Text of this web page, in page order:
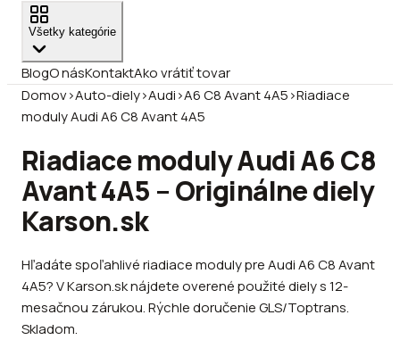
Všetky kategórie
BlogO násKontaktAko vrátiť tovar
Domov›Auto-diely›Audi›A6 C8 Avant 4A5›Riadiace
moduly Audi A6 C8 Avant 4A5
Riadiace moduly Audi A6 C8
Avant 4A5 – Originálne diely
Karson.sk
Hľadáte spoľahlivé riadiace moduly pre Audi A6 C8 Avant
4A5? V Karson.sk nájdete overené použité diely s 12-
mesačnou zárukou. Rýchle doručenie GLS/Toptrans.
Skladom.